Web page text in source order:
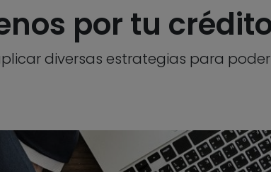
por tu
diversas estrategias para